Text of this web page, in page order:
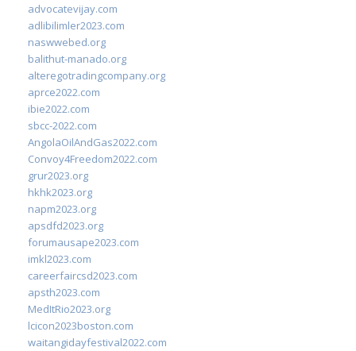
advocatevijay.com
adlibilimler2023.com
naswwebed.org
balithut-manado.org
alteregotradingcompany.org
aprce2022.com
ibie2022.com
sbcc-2022.com
AngolaOilAndGas2022.com
Convoy4Freedom2022.com
grur2023.org
hkhk2023.org
napm2023.org
apsdfd2023.org
forumausape2023.com
imkl2023.com
careerfaircsd2023.com
apsth2023.com
MedItRio2023.org
lcicon2023boston.com
waitangidayfestival2022.com